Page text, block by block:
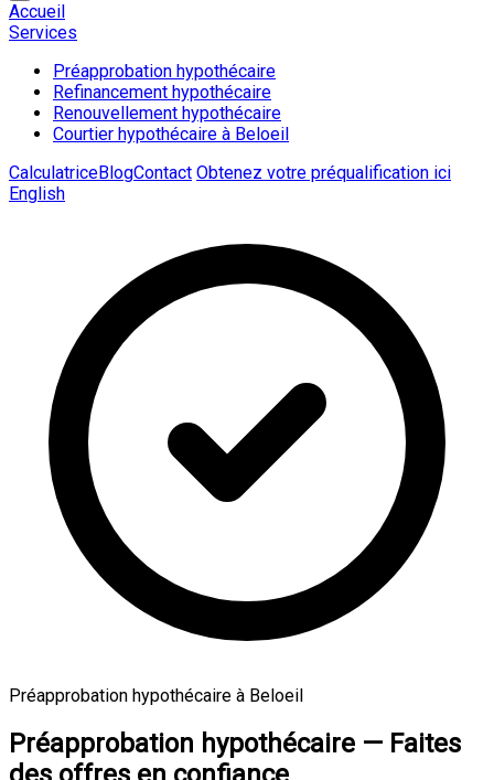
Accueil
Services
Préapprobation hypothécaire
Refinancement hypothécaire
Renouvellement hypothécaire
Courtier hypothécaire à Beloeil
CalculatriceBlogContact Obtenez votre préqualification ici
English
Préapprobation hypothécaire à Beloeil
Préapprobation hypothécaire — Faites